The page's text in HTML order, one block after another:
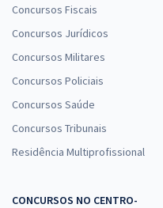
Concursos Fiscais
Concursos Jurídicos
Concursos Militares
Concursos Policiais
Concursos Saúde
Concursos Tribunais
Residência Multiprofissional
CONCURSOS NO CENTRO-